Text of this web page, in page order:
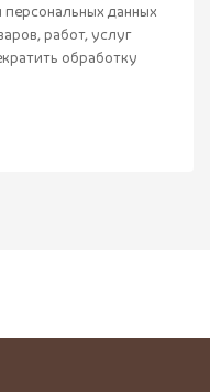
данных
работ, услуг
обработку